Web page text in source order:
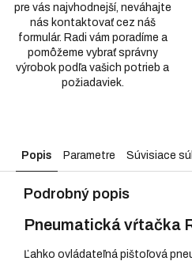
pre vás najvhodnejší, neváhajte
nás kontaktovať cez náš
formulár. Radi vám poradíme a
pomôžeme vybrať správny
výrobok podľa vašich potrieb a
požiadaviek.
Popis Parametre Súvisiace
Podrobný popis
Pneumatická vŕtačka
Ľahko ovládateľná pištoľová